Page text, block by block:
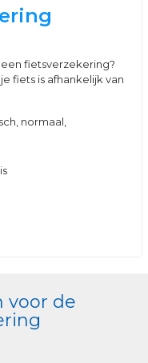
fietsverzekering?
fiets is afhankelijk van
normaal,
voor de